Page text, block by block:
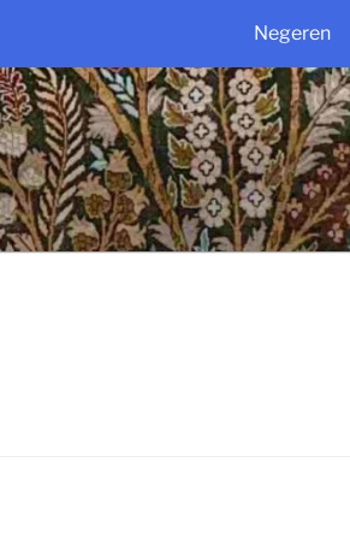
Negeren